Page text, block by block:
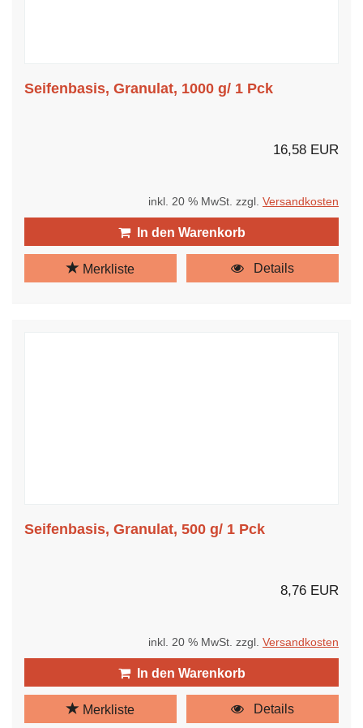
Seifenbasis, Granulat, 1000 g/ 1 Pck
16,58 EUR
inkl. 20 % MwSt. zzgl. Versandkosten
In den Warenkorb
Merkliste Details
Seifenbasis, Granulat, 500 g/ 1 Pck
8,76 EUR
inkl. 20 % MwSt. zzgl. Versandkosten
In den Warenkorb
Merkliste Details